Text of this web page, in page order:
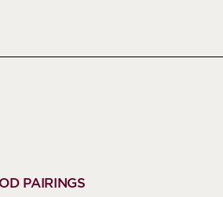
PAIRINGS